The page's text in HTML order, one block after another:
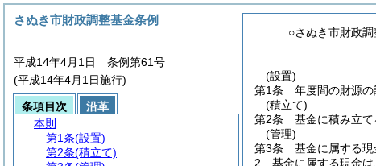
○さぬき市財政調
(設置)
第1条
年度間の財源
(積立て)
第2条
基金に積み立て
(管理)
第3条
基金に属する
2
基金に属する現金
さぬき市財政調整基金条例
平成14年4月1日 条例第61号
(平成14年4月1日施行)
条項目次
沿革
本則
第1条(設置)
第2条(積立て)